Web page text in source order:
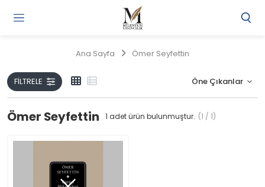
Ana Sayfa Ömer Seyfettin
FILTRELE
Ömer Seyfettin 1 adet ürün bulunmuştur. (1 / 1)